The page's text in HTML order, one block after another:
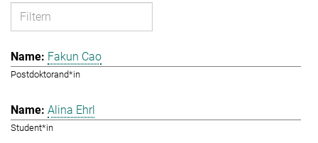
Fakun Cao
Postdoktorand*in
Alina Ehrl
Student*in